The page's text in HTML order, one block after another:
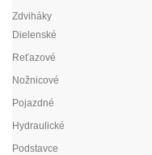
Zdviháky
Dielenské
Reťazové
Nožnicové
Pojazdné
Hydraulické
Podstavce